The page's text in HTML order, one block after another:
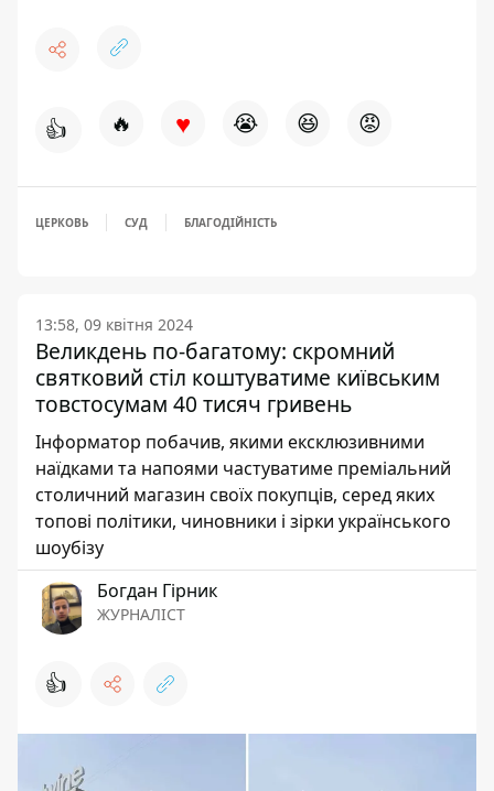
👍 🔥 ♥ 😭 😆 😡
ЦЕРКОВЬ СУД БЛАГОДІЙНІСТЬ
13:58, 09 квітня 2024
Великдень по-багатому: скромний
святковий стіл коштуватиме київським
товстосумам 40 тисяч гривень
Інформатор побачив, якими ексклюзивними
наїдками та напоями частуватиме преміальний
столичний магазин своїх покупців, серед яких
топові політики, чиновники і зірки українського
шоубізу
Богдан Гірник
ЖУРНАЛІСТ
👍